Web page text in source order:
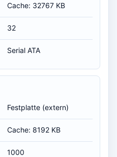
Cache: 32767 KB
32
Serial ATA
Festplatte (extern)
Cache: 8192 KB
1000